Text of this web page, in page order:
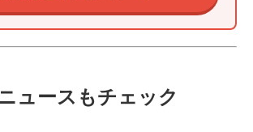
ュースもチェック